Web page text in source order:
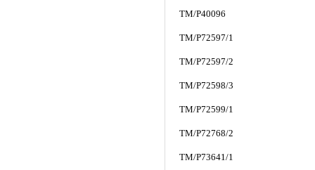
TM/P40096
TM/P72597/1
TM/P72597/2
TM/P72598/3
TM/P72599/1
TM/P72768/2
TM/P73641/1